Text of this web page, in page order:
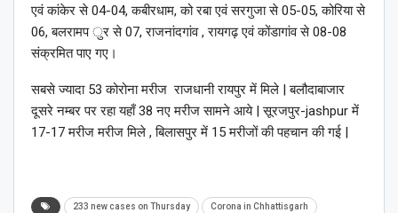
एवं कांकेर से 04-04, कबीरधाम, को रबा एवं सरगुजा से 05-05, कोरिया से
06, बलरामप ुर से 07, राजनांदगांव , रायगढ़ एवं कोंडागांव से 08-08
संक्रमित पाए गए।
सबसे ज्यादा 53 कोरोना मरीज राजधानी रायपुर में मिले | बलौदाबाजार
दूसरे नम्बर पर रहा यहाँ 38 नए मरीज सामने आये | सूरजपुर-jashpur में
17-17 मरीज मरीज मिले , बिलासपुर में 15 मरीजों की पहचान की गई |
233 new cases on Thursday Corona in Chhattisgarh